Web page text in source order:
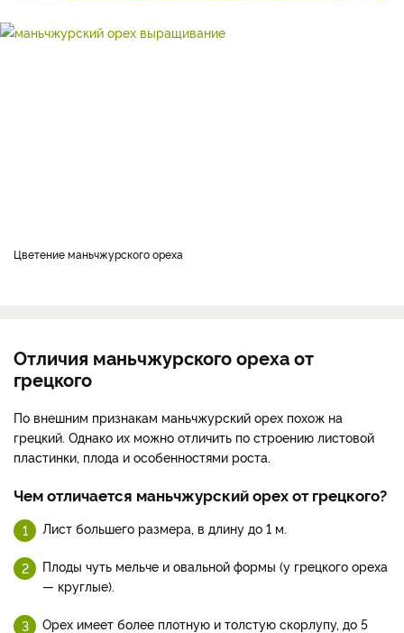
Цветение маньчжурского ореха
Отличия маньчжурского ореха от
грецкого
По внешним признакам маньчжурский орех похож на
грецкий. Однако их можно отличить по строению листовой
пластинки, плода и особенностями роста.
Чем отличается маньчжурский орех от грецкого?
Лист большего размера, в длину до 1 м.
Плоды чуть мельче и овальной формы (у грецкого ореха
— круглые).
Орех имеет более плотную и толстую скорлупу, до 5